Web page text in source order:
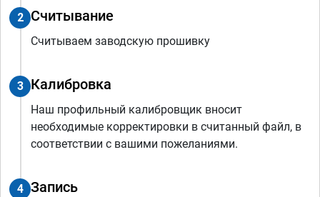
2 Считывание
Считываем заводскую прошивку
3 Калибровка
Наш профильный калибровщик вносит
необходимые корректировки в считанный файл, в
соответствии с вашими пожеланиями.
4 Запись